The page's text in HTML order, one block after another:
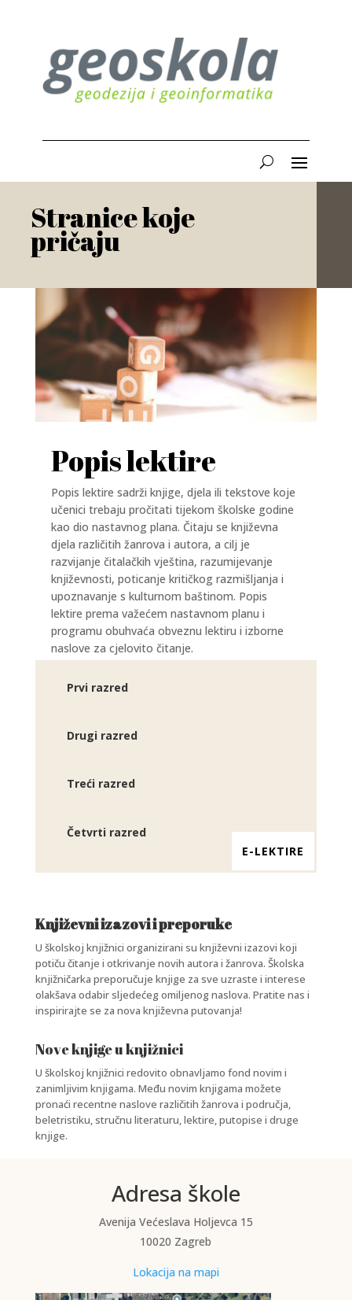
Stranice koje
pričaju
Popis lektire
Popis lektire sadrži knjige, djela ili tekstove koje
učenici trebaju pročitati tijekom školske godine
kao dio nastavnog plana. Čitaju se književna
djela različitih žanrova i autora, a cilj je
razvijanje čitalačkih vještina, razumijevanje
književnosti, poticanje kritičkog razmišljanja i
upoznavanje s kulturnom baštinom. Popis
lektire prema važećem nastavnom planu i
programu obuhvaća obveznu lektiru i izborne
naslove za cjelovito čitanje.
Prvi razred
Drugi razred
Treći razred
Četvrti razred
E-LEKTIRE
Književni izazovi i preporuke
U školskoj knjižnici organizirani su književni izazovi koji
potiču čitanje i otkrivanje novih autora i žanrova. Školska
knjižničarka preporučuje knjige za sve uzraste i interese
olakšava odabir sljedećeg omiljenog naslova. Pratite nas i
inspirirajte se za nova književna putovanja!
Nove knjige u knjižnici
U školskoj knjižnici redovito obnavljamo fond novim i
zanimljivim knjigama. Među novim knjigama možete
pronaći recentne naslove različitih žanrova i područja,
beletristiku, stručnu literaturu, lektire, putopise i druge
knjige.
Adresa škole
Avenija Većeslava Holjevca 15
10020 Zagreb
Lokacija na mapi